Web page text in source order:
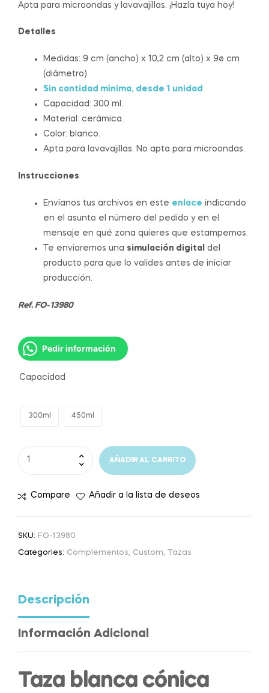
Apta para microondas y lavavajillas. ¡Hazla tuya hoy!
Detalles
Medidas: 9 cm (ancho) x 10,2 cm (alto) x 9ø cm
(diámetro)
Sin cantidad mínima, desde 1 unidad
Capacidad: 300 ml.
Material: cerámica.
Color: blanco.
Apta para lavavajillas. No apta para microondas.
Instrucciones
Envíanos tus archivos en este enlace indicando
en el asunto el número del pedido y en el
mensaje en qué zona quieres que estampemos.
Te enviaremos una simulación digital
del
producto para que lo valides antes de iniciar
producción.
Ref. FO-13980
Pedir información
Capacidad
300ml 450ml
AÑADIR AL CARRITO
Compare Añadir a la lista de deseos
SKU: FO-13980
Categories: Complementos Custom Tazas
Descripción
Información Adicional
Taza blanca cónica